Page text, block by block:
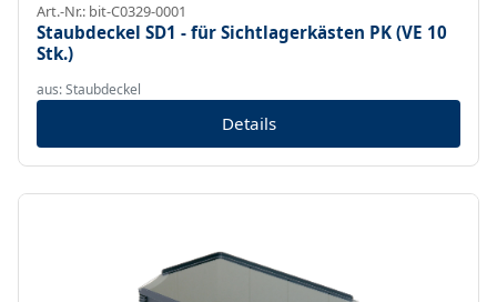
Art.-Nr.: bit-C0329-0001
Staubdeckel SD1 - für Sichtlagerkästen PK (VE 10
Stk.)
aus: Staubdeckel
Details